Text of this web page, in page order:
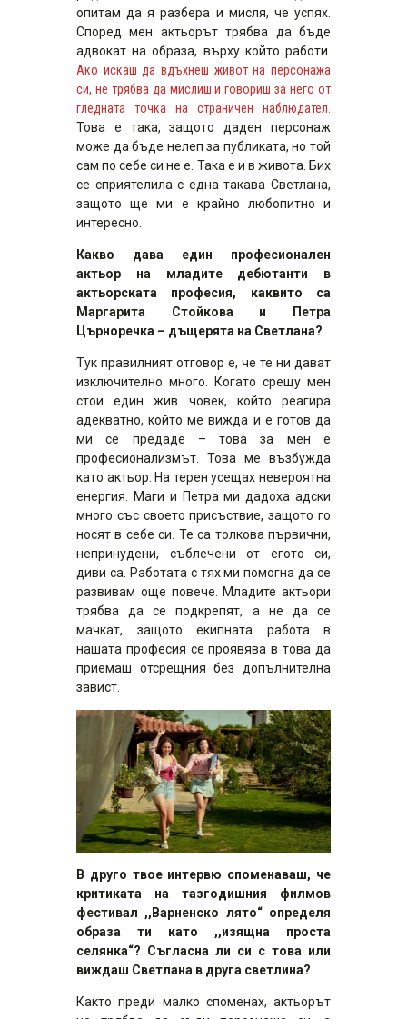
опитам да я разбера и мисля, че успях.
Според мен актьорът трябва да бъде
адвокат на образа, върху който работи.
Ако искаш да вдъхнеш живот на персонажа
си, не трябва да мислиш и говориш за него от
гледната точка на страничен наблюдател.
Това е така, защото даден персонаж
може да бъде нелеп за публиката, но той
сам по себе си не е. Така е и в живота. Бих
се сприятелила с една такава Светлана,
защото ще ми е крайно любопитно и
интересно.
Какво дава един професионален
актьор на младите дебютанти в
актьорската професия, каквито са
Маргарита Стойкова и Петра
Църноречка – дъщерята на Светлана?
Тук правилният отговор е, че те ни дават
изключително много. Когато срещу мен
стои един жив човек, който реагира
адекватно, който ме вижда и е готов да
ми се предаде – това за мен е
професионализмът. Това ме възбужда
като актьор. На терен усещах невероятна
енергия. Маги и Петра ми дадоха адски
много със своето присъствие, защото го
носят в себе си. Те са толкова първични,
непринудени, съблечени от егото си,
диви са. Работата с тях ми помогна да се
развивам още повече. Младите актьори
трябва да се подкрепят, а не да се
мачкат, защото екипната работа в
нашата професия се проявява в това да
приемаш отсрещния без допълнителна
завист.
В друго твое интервю споменаваш, че
критиката на тазгодишния филмов
фестивал ,,Варненско лято“ определя
образа ти като ,,изящна проста
селянка“? Съгласна ли си с това или
виждаш Светлана в друга светлина?
Както преди малко споменах, актьорът